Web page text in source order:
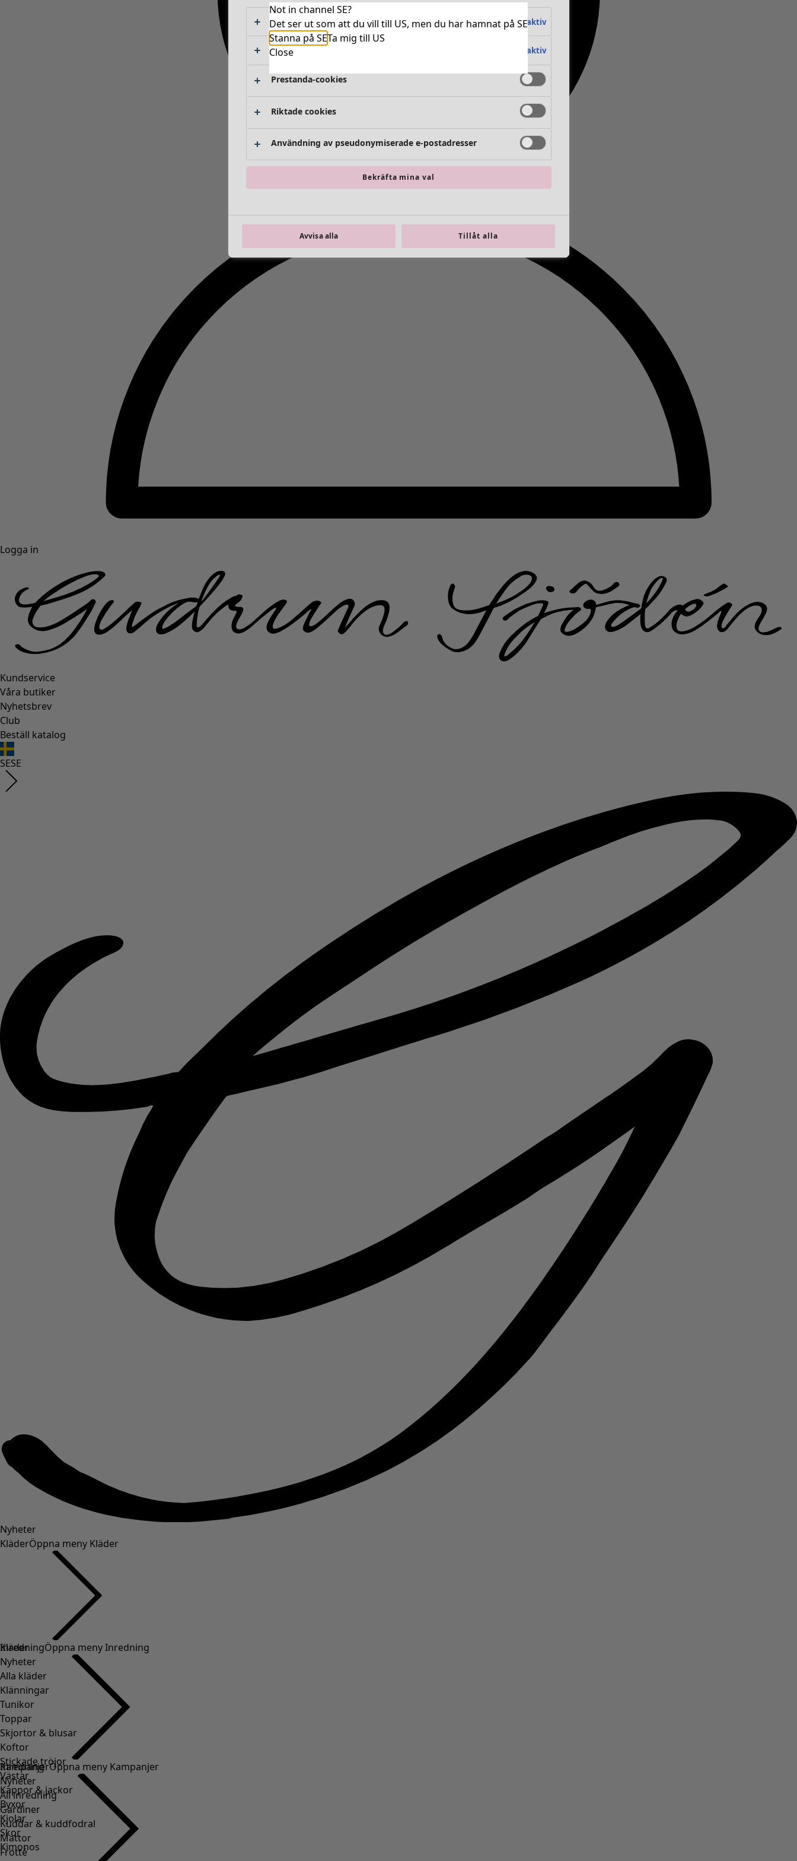
Logga in
Kundservice
Våra butiker
Nyhetsbrev
Club
Beställ katalog
SESE
Nyheter
KläderÖppna meny Kläder
Kläder
Nyheter
Alla kläder
Klänningar
Tunikor
Toppar
Skjortor & blusar
Koftor
Stickade tröjor
Västar
Kappor & jackor
Byxor
Kjolar
Skor
Kimonos
InredningÖppna meny Inredning
Inredning
Nyheter
All inredning
Gardiner
Kuddar & kuddfodral
Mattor
Frotté
KampanjerÖppna meny Kampanjer
Not in channel SE?
Det ser ut som att du vill till US, men du har hamnat på SE
Stanna på SETa mig till US
Close
Absolut nödvändiga cookies Alltid aktiv
Funktionella cookies Alltid aktiv
Prestanda-cookies
Riktade cookies
Användning av pseudonymiserade e-postadresser
Bekräfta mina val
Avvisa alla Tillåt alla